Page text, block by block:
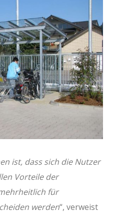
ist, dass sich die Nutzer
Vorteile der
für
werden“, verweist